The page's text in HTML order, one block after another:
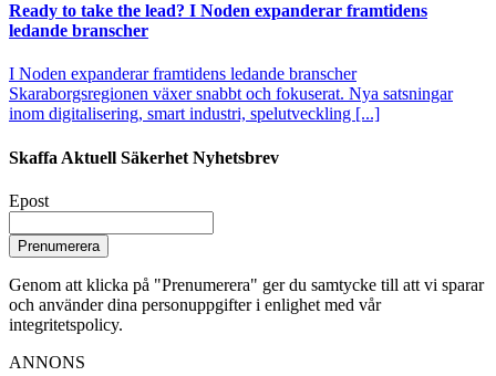
Ready to take the lead? I Noden expanderar framtidens
ledande branscher
I Noden expanderar framtidens ledande branscher
Skaraborgsregionen växer snabbt och fokuserat. Nya satsningar
inom digitalisering, smart industri, spelutveckling [...]
Skaffa Aktuell Säkerhet Nyhetsbrev
Epost
Prenumerera
Genom att klicka på "Prenumerera" ger du samtycke till att vi sparar
och använder dina personuppgifter i enlighet med vår
integritetspolicy.
ANNONS